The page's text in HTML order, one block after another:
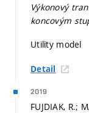
Výkonový
koncovým
Utility model
Detail
2019
FUJDIAK, R.;